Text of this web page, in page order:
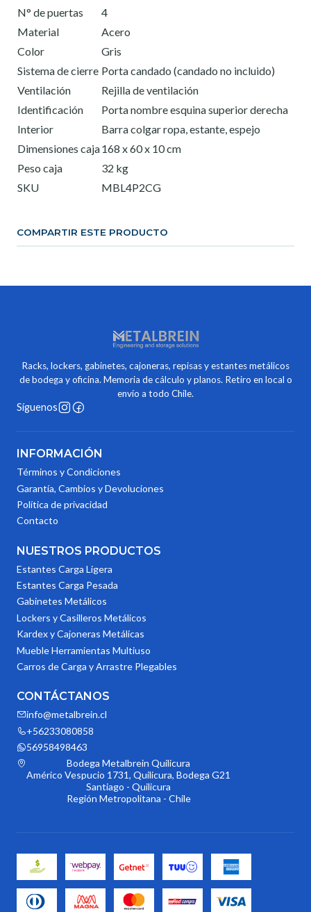
N° de puertas
4
Material
Acero
Color
Gris
Sistema de cierre Porta candado (candado no incluido)
Ventilación
Rejilla de ventilación
Identificación
Porta nombre esquina superior derecha
Interior
Barra colgar ropa, estante, espejo
Dimensiones caja168 x 60 x 10 cm
Peso caja
32 kg
SKU
MBL4P2CG
COMPARTIR ESTE PRODUCTO
Racks, lockers, gabinetes, cajoneras, repisas y estantes metálicos
de bodega y oficina. Memoria de cálculo y planos. Retiro en local o
envío a todo Chile.
Síguenos
INFORMACIÓN
Términos y Condiciones
Garantía, Cambios y Devoluciones
Política de privacidad
Contacto
NUESTROS PRODUCTOS
Estantes Carga Ligera
Estantes Carga Pesada
Gabinetes Metálicos
Lockers y Casilleros Metálicos
Kardex y Cajoneras Metálicas
Mueble Herramientas Multiuso
Carros de Carga y Arrastre Plegables
CONTÁCTANOS
info@metalbrein.cl
+56233080858
56958498463
Bodega Metalbrein Quilicura
Américo Vespucio 1731, Quilicura, Bodega G21
Santiago - Quilicura
Región Metropolitana - Chile